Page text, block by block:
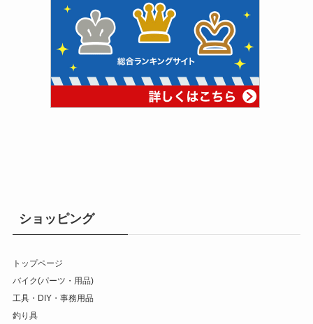
ショッピング
トップページ
バイク(パーツ・用品)
工具・DIY・事務用品
釣り具